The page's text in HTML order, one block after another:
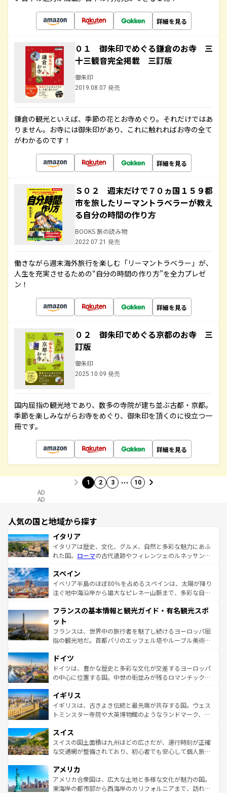
詳細を見る
０１ 御朱印でめぐる鎌倉のお寺 三
十三観音完全掲載 三訂版
御朱印
2019.08.07 発売
鎌倉の観光といえば、季節の花とお寺めぐり。それだけではあ
りません。お寺には御朱印があり、これに触れればお寺の全て
がわかるのです！
詳細を見る
Ｓ０２ 週末だけで７０ヵ国１５９都
市を旅したリーマントラベラーが教え
る自分の時間の作り方
BOOKS 旅の読み物
2022.07.21 発売
働きながら週末海外旅行を楽しむ「リーマントラベラー」が、
人生を充実させるための“自分の時間の作り方”を全力プレゼ
ン！
詳細を見る
０２ 御朱印でめぐる京都のお寺 三
訂版
御朱印
2025.10.09 発売
国内屈指の観光地であり、数多の寺院が建ち並ぶ古都・京都。
季節を楽しみながらお寺をめぐり、御朱印を頂くのに役立つ一
冊です。
詳細を見る
1 2 3 … 10
AD
AD
人気の国と地域から探す
イタリア
イタリアは歴史、文化、グルメ、自然と多彩な魅力にあふ
れた国。 ローマの古代遺跡やフィレンツェのルネッサンス
ろん、トスカーナの美しい田園風景やアマルフィ海岸の絶
景など、自然景観も見逃せない。観光の合間には、本場の
ピザやパスタなど、絶品のイタリア料理を堪能することも
ませてくれるイタリアで、忘れられない旅をしてみよう！
なお、新着のイタリア情報は
しい。
スペイン
イベリア半島のほぼ80％を占めるスペインは、太陽が降り
注ぐ地中海沿岸から雄大なピレネー山脈まで、多彩な自然
文化が根付くこの国では、情熱的なフラメンコ、熱気あふ
れる闘牛、そして美味しいタパスが生活の一部となってい
る。首都マドリードの洗練された雰囲気や、バルセロナの
アートに溢れた街角から、地方では古代ローマ遺跡や中世
せる。地方によって風土や気候が異なるスペインはその個
性で訪れる人を魅了する。 なお、新着のスペイン情報は コ
ンテンツ一覧を参照してほしい。
フランスの基本情報と観光ガイド・有名観光スポ
ット
フランスは、世界中の旅行者を魅了し続けるヨーロッパ屈
指の観光地だ。首都パリのエッフェル塔やルーブル美術館
で、幅広い魅力が詰まっている。華麗な宮殿、歴史的な大
聖堂、美しいビーチ、そして豊かな自然が、訪れる者を心
から魅了する。また、フランスは美食の国としても知ら
いる。シャンパンの発祥地であるランス、プロヴァンスの
香り高いラベンダー畑など、多彩な楽しみ方が可能だ。さ
らに、パリ以外の地域にも魅力が溢れており、どの街角に
れる地方に足を運ぶとそれぞれで全く異なる文化を体験で
きるだろう。 なお、新着のフランス情報はコンテンツ一覧
を参照してほしい。
ドイツ
ドイツは、豊かな歴史と多彩な文化が交差するヨーロッパ
の中心に位置する国。中世の街並みが残るロマンチック街
顔を持つこの国は、どこを歩いても飽きることがない。ベ
ルリンの文化的活気、バイエルン州のアルプスの絶景、そ
してライン川沿いのワイン畑といった風景は必見。ビール
は、お酒好きな人にはぜひ体験してほしい。 なお、新着の
ドイツ情報はコンテンツ一覧を参照してほしい。
イギリス
イギリスは、古きよき伝統と最先端が共存する国。ウェス
トミンスター寺院や大英博物館のようなランドマーク、歴
リアごとに異なる魅力がある。また、優雅なアフタヌーン
ティー、ビール好きにはたまらない英国パブ、サッカー観
戦など、本場だからこそできる体験も豊富。イギリスを旅
ンツ一覧を参照してほしい。
スイス
スイスの国土面積は九州ほどの広さだが、運行時刻が正確
な交通網が整備されており、初心者でも安心して個人旅行
の建物がそのまま残る町や、スイスならではのユニークな
博物館もあり、アルプス観光だけでなく町歩きも満喫する
ことができる。国民の所得が高いため物価も高いが、旅行
アメリカ
アメリカ合衆国は、広大な土地と多様な文化が魅力の国。
東海岸の都市部から西海岸のカリフォルニアまで、訪れる